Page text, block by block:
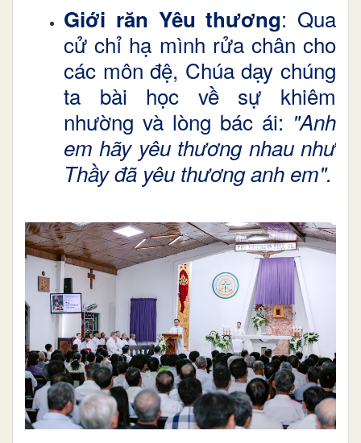
Giới răn Yêu thương: Qua
cử chỉ hạ mình rửa chân cho
các môn đệ, Chúa dạy chúng
ta bài học về sự khiêm
nhường và lòng bác ái: "Anh
em hãy yêu thương nhau như
Thầy đã yêu thương anh em".